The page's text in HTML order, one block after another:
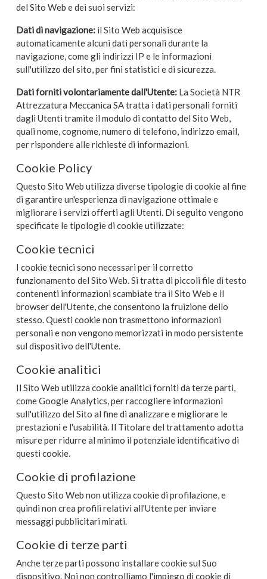
del Sito Web e dei suoi servizi:
Dati di navigazione: il Sito Web acquisisce
automaticamente alcuni dati personali durante la
navigazione, come gli indirizzi IP e le informazioni
sull'utilizzo del sito, per fini statistici e di sicurezza.
Dati forniti volontariamente dall'Utente: La Società NTR
Attrezzatura Meccanica SA tratta i dati personali forniti
dagli Utenti tramite il modulo di contatto del Sito Web,
quali nome, cognome, numero di telefono, indirizzo email,
per rispondere alle richieste di informazioni.
Cookie Policy
Questo Sito Web utilizza diverse tipologie di cookie al fine
di garantire un'esperienza di navigazione ottimale e
migliorare i servizi offerti agli Utenti. Di seguito vengono
specificate le tipologie di cookie utilizzate:
Cookie tecnici
I cookie tecnici sono necessari per il corretto
funzionamento del Sito Web. Si tratta di piccoli file di testo
contenenti informazioni scambiate tra il Sito Web e il
browser dell'Utente, che consentono la fruizione dello
stesso. Questi cookie non trasmettono informazioni
personali e non vengono memorizzati in modo persistente
sul dispositivo dell'Utente.
Cookie analitici
Il Sito Web utilizza cookie analitici forniti da terze parti,
come Google Analytics, per raccogliere informazioni
sull'utilizzo del Sito al fine di analizzare e migliorare le
prestazioni e l'usabilità. Il Titolare del trattamento adotta
misure per ridurre al minimo il potenziale identificativo di
questi cookie.
Cookie di profilazione
Questo Sito Web non utilizza cookie di profilazione, e
quindi non crea profili relativi all'Utente per inviare
messaggi pubblicitari mirati.
Cookie di terze parti
Anche terze parti possono installare cookie sul Suo
dispositivo. Noi non controlliamo l'impiego di cookie di